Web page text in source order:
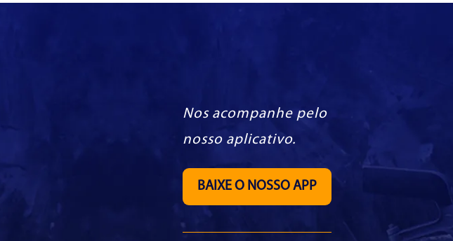
Nos acompanhe pelo
nosso aplicativo.
BAIXE O NOSSO APP